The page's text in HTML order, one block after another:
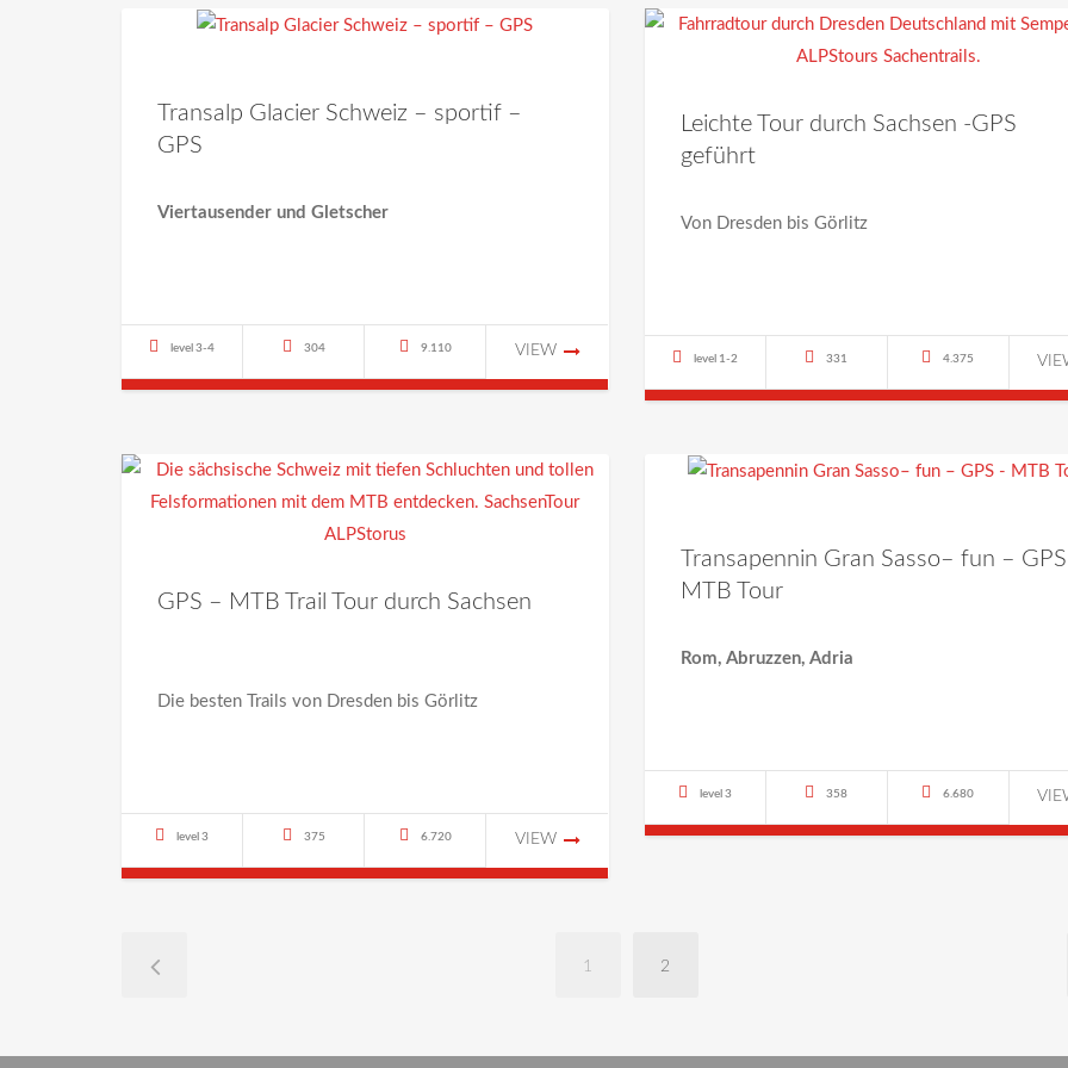
Transalp Glacier Schweiz – sportif –
GPS
Viertausender und Gletscher
level 3-4 304 9.110 VIEW
Leichte Tour durch Sachsen -GPS
geführt
Von Dresden bis Görlitz
level 1-2 331 4.375
GPS – MTB Trail Tour durch Sachsen
Die besten Trails von Dresden bis Görlitz
level 3 375 6.720 VIEW
Transapennin Gran Sasso– fun –
MTB Tour
Rom, Abruzzen, Adria
level 3 358 6.680
1 2